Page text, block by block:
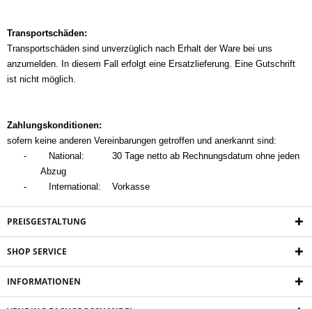
Transportschäden:
Transportschäden sind unverzüglich nach Erhalt der Ware bei uns
anzumelden. In diesem Fall erfolgt eine Ersatzlieferung. Eine Gutschrift
ist nicht möglich.
Zahlungskonditionen:
sofern keine anderen Vereinbarungen getroffen und anerkannt sind:
-
National: 30 Tage netto ab Rechnungsdatum ohne jeden
Abzug
-
International: Vorkasse
PREISGESTALTUNG
SHOP SERVICE
INFORMATIONEN